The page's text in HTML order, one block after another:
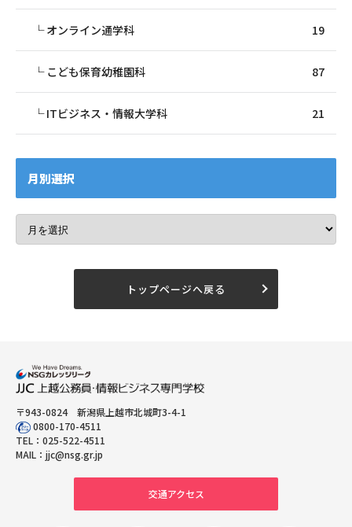
オンライン通学科 19
こども保育幼稚園科 87
ITビジネス・情報大学科 21
月別選択
トップページへ戻る
〒943-0824 新潟県上越市北城町3-4-1
0800-170-4511
TEL： 025-522-4511
MAIL： jjc@nsg.gr.jp
交通アクセス